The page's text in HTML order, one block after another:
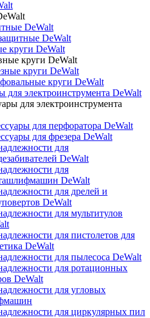
DeWalt
DeWalt
круги DeWalt
круги DeWalt
круги DeWalt
круги DeWalt
для электроинструмента DeWalt
для электроинструмента
для перфоратора DeWalt
для фрезера DeWalt
для
DeWalt
для
DeWalt
для дрелей и
DeWalt
для мультитулов
для пистолетов для
DeWalt
для пылесоса DeWalt
для ротационных
DeWalt
для угловых
для циркулярных пил